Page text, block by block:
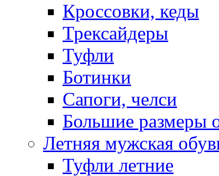
Кроссовки, кеды
Трексайдеры
Туфли
Ботинки
Сапоги, челси
Большие размеры
Летняя мужская
Туфли летние